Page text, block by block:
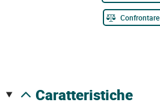
Confrontare
caratteristiche